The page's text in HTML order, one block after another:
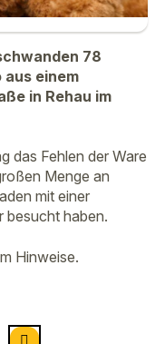
78
einem
in Rehau im
das Fehlen der Ware
Menge an
mit einer
besucht haben.
Hinweise.